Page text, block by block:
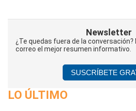
Newsletter
¿Te quedas fuera de la
correo el mejor resumen informativo.
SUSCRÍBETE
LO ÚLTIMO